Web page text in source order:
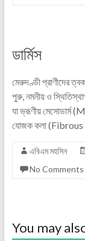
ডার্মিস
মেরুদণ্ডী প্রাণীদের
পুরু, নমনীয় ও
যা ভ্রূণীয় মেসোডার্ম
যোজক কলা (Fibrous
এবিএম মহসিন
No Comments
You may